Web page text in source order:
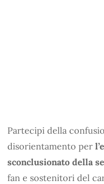
Partecipi della
disorientamento per
sconclusionato della
fan e sostenitori del